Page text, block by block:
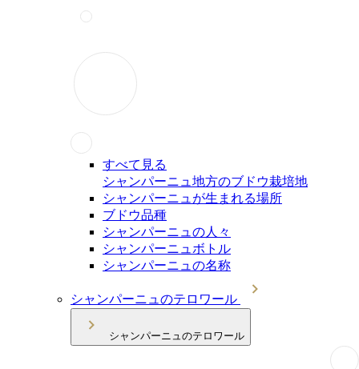
すべて見る
シャンパーニュ地方のブドウ栽培地
シャンパーニュが生まれる場所
ブドウ品種
シャンパーニュの人々
シャンパーニュボトル
シャンパーニュの名称
シャンパーニュのテロワール
シャンパーニュのテロワール